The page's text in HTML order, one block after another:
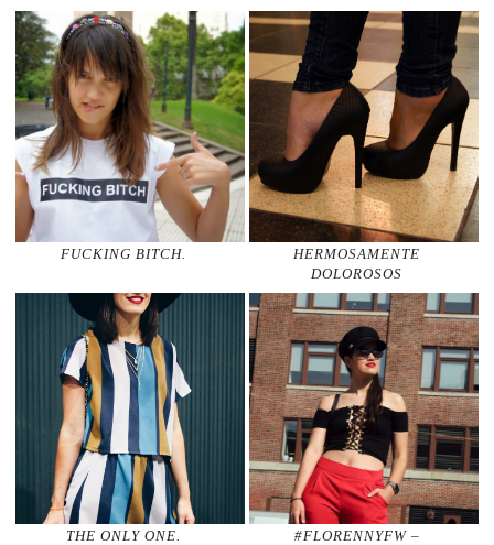
FUCKING BITCH.
HERMOSAMENTE
DOLOROSOS
THE ONLY ONE.
#FLORENNYFW –